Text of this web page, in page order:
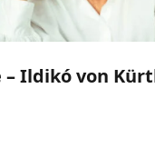
– Ildikó von